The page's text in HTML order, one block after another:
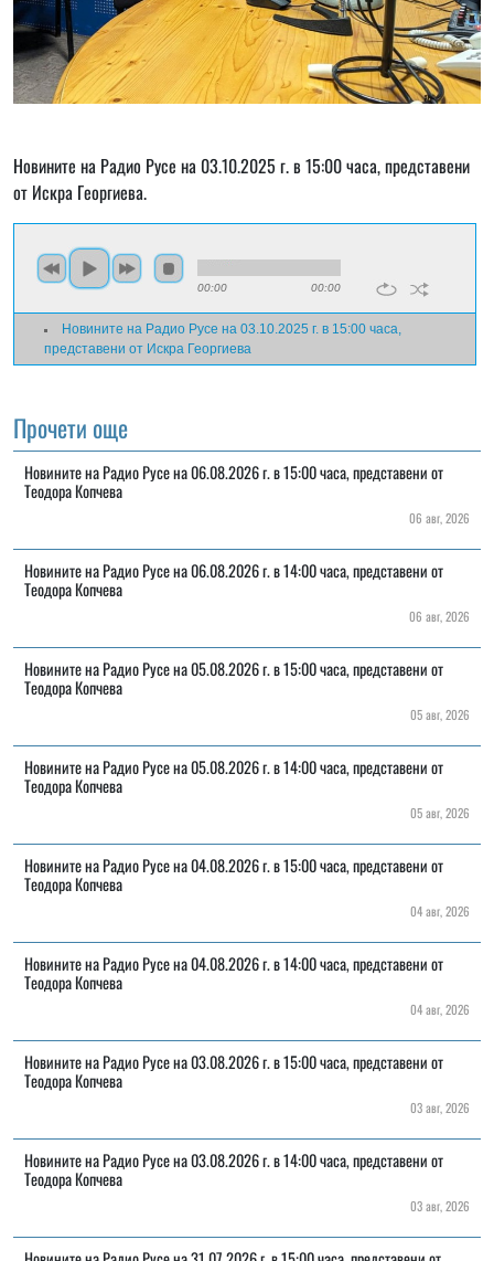
Новините на Радио Русе на 03.10.2025 г. в 15:00 часа, представени
от Искра Георгиева.
00:00 00:00
Новините на Радио Русе на 03.10.2025 г. в 15:00 часа,
представени от Искра Георгиева
Прочети още
Новините на Радио Русе на 06.08.2026 г. в 15:00 часа, представени от
Теодора Копчева
06 авг, 2026
Новините на Радио Русе на 06.08.2026 г. в 14:00 часа, представени от
Теодора Копчева
06 авг, 2026
Новините на Радио Русе на 05.08.2026 г. в 15:00 часа, представени от
Теодора Копчева
05 авг, 2026
Новините на Радио Русе на 05.08.2026 г. в 14:00 часа, представени от
Теодора Копчева
05 авг, 2026
Новините на Радио Русе на 04.08.2026 г. в 15:00 часа, представени от
Теодора Копчева
04 авг, 2026
Новините на Радио Русе на 04.08.2026 г. в 14:00 часа, представени от
Теодора Копчева
04 авг, 2026
Новините на Радио Русе на 03.08.2026 г. в 15:00 часа, представени от
Теодора Копчева
03 авг, 2026
Новините на Радио Русе на 03.08.2026 г. в 14:00 часа, представени от
Теодора Копчева
03 авг, 2026